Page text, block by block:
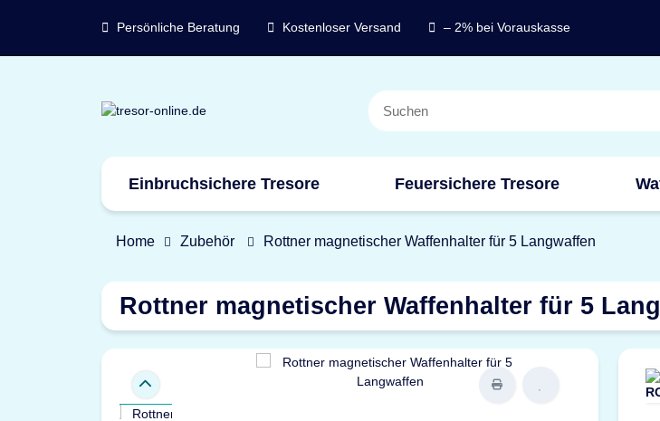
Persönliche Beratung Kostenloser Versand – 2% bei Vorauskasse
Einbruchsichere Tresore Feuersichere Tresore
Marken
Home Zubehör Rottner magnetischer Waffenhalter für 5 Langwaffen
Rottner magnetischer Waffenhalter für 5